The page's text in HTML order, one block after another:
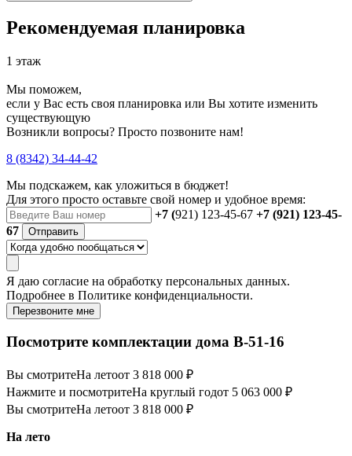
Рекомендуемая планировка
1 этаж
Мы поможем,
если у Вас есть своя планировка или Вы хотите изменить
существующую
Возникли вопросы? Просто позвоните нам!
8 (8342) 34-44-42
Мы подскажем, как уложиться в бюджет!
Для этого просто оставьте свой номер и удобное время:
+7 (921) 123-45-67 +7 (921) 123-45-
67
Отправить
Я даю согласие на обработку персональных данных.
Подробнее в Политике конфиденциальности.
Перезвоните мне
Посмотрите комплектации дома B-51-16
Вы смотритеНа летоот 3 818 000 ₽
Нажмите и посмотритеНа круглый годот 5 063 000 ₽
Вы смотритеНа летоот 3 818 000 ₽
На лето